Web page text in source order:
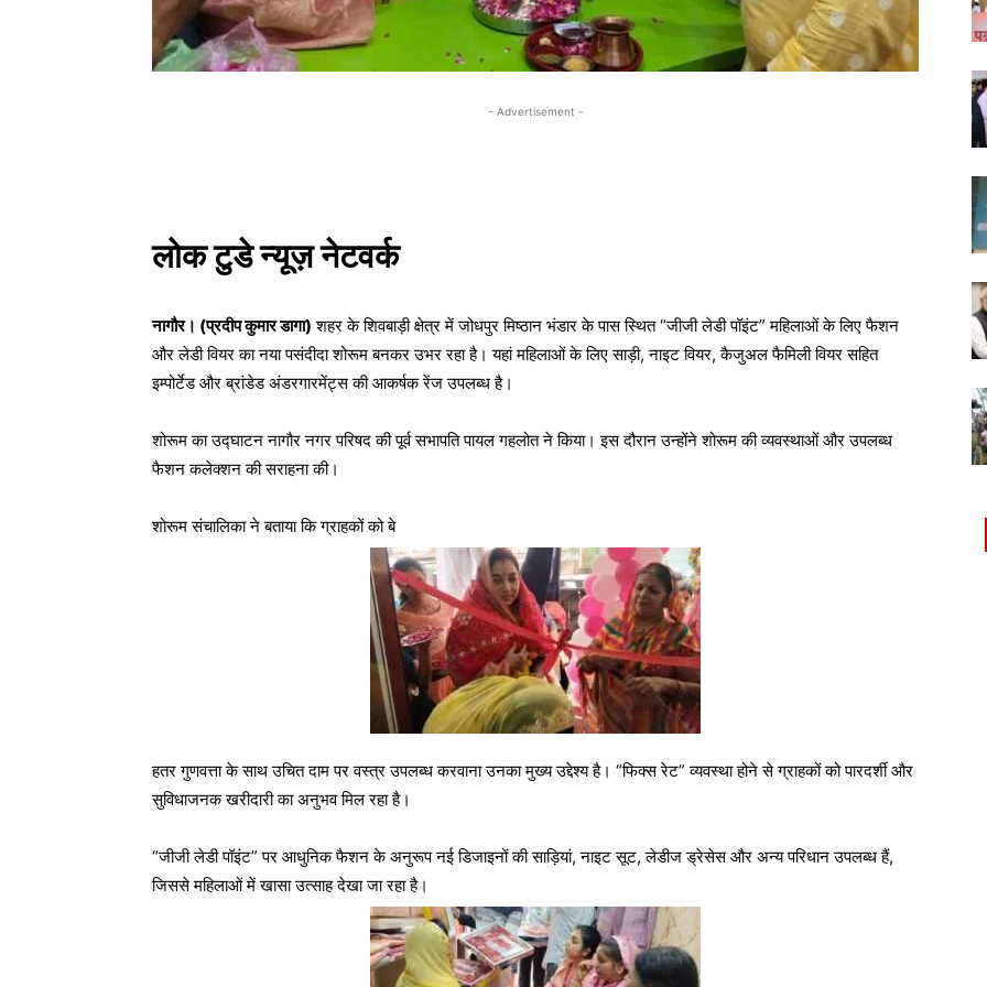
- Advertisement -
लोक टुडे न्यूज़ नेटवर्क
नागौर। (प्रदीप कुमार डागा) शहर के शिवबाड़ी क्षेत्र में जोधपुर मिष्ठान भंडार के पास स्थित “जीजी लेडी पॉइंट” महिलाओं के लिए फैशन
और लेडी वियर का नया पसंदीदा शोरूम बनकर उभर रहा है। यहां महिलाओं के लिए साड़ी, नाइट वियर, कैजुअल फैमिली वियर सहित
इम्पोर्टेड और ब्रांडेड अंडरगारमेंट्स की आकर्षक रेंज उपलब्ध है।
शोरूम का उद्घाटन नागौर नगर परिषद की पूर्व सभापतिपायल गहलोतने किया। इस दौरान उन्होंने शोरूम की व्यवस्थाओं और उपलब्ध
फैशन कलेक्शन की सराहना की।
शोरूम संचालिका ने बताया कि ग्राहकों को बे
हतर गुणवत्ता के साथ उचित दाम पर वस्त्र उपलब्ध करवाना उनका मुख्य उद्देश्य है। “फिक्स रेट” व्यवस्था होने से ग्राहकों को पारदर्शी और
सुविधाजनक खरीदारी का अनुभव मिल रहा है।
“जीजी लेडी पॉइंट” पर आधुनिक फैशन के अनुरूप नई डिजाइनों की साड़ियां, नाइट सूट, लेडीज ड्रेसेस और अन्य परिधान उपलब्ध हैं,
जिससे महिलाओं में खासा उत्साह देखा जा रहा है।